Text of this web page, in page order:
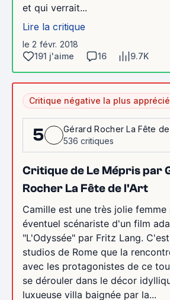
et qui verrait...
Lire la critique
le 2 févr. 2018
191 j'aime
16 9.7K
Critique négative la plus
5
Gérard Rocher La Fête
536 critiques
Critique de Le Mépris par
Rocher La Fête de l'Art
Camille est une très jolie femme
éventuel scénariste d'un film
"L'Odyssée" par Fritz Lang.
studios de Rome que la
avec les protagonistes de ce
se dérouler dans le décor
luxueuse villa baignée par la...